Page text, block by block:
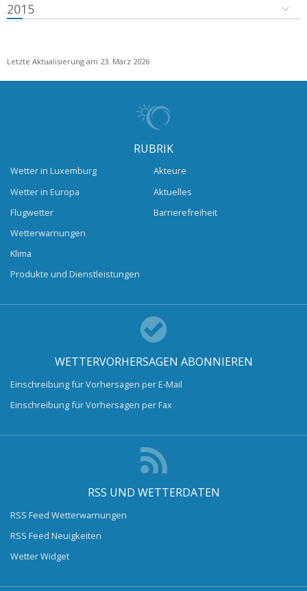
2015
Letzte Aktualisierung am 23. März 2026
RUBRIK
Wetter in Luxemburg
Wetter in Europa
Flugwetter
Wetterwarnungen
Klima
Produkte und Dienstleistungen
Akteure
Aktuelles
Barrierefreiheit
WETTERVORHERSAGEN ABONNIEREN
Einschreibung für Vorhersagen per E-Mail
Einschreibung für Vorhersagen per Fax
RSS UND WETTERDATEN
RSS Feed Wetterwarnungen
RSS Feed Neuigkeiten
Wetter Widget